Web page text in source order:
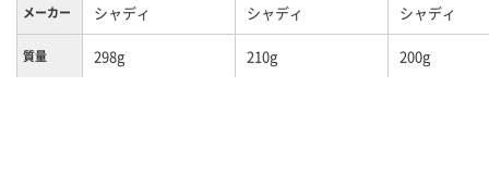
メーカー シャディ シャディ シャディ
質量 298g 210g 200g